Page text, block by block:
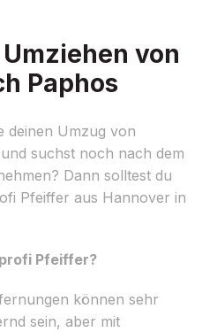
von
Paphos
deinen Umzug von
suchst noch nach dem
Dann solltest du
Pfeiffer aus Hannover in
Pfeiffer?
können sehr
sein, aber mit